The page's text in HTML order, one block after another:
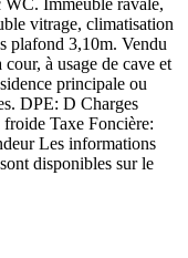
WC. Immeuble ravalé,
vitrage, climatisation
plafond 3,10m. Vendu
à usage de cave et
principale ou
DPE: D Charges
Taxe Foncière:
Les informations
disponibles sur le